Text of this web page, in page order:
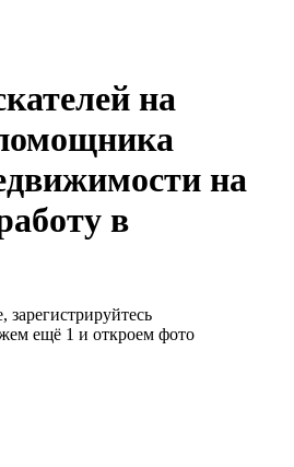
на
на
в
ещё 1 и откроем фото